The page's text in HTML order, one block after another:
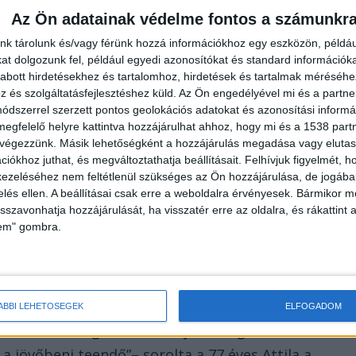
Az Ön adatainak védelme fontos a
tárolunk és/vagy férünk hozzá információkhoz egy eszközön,
dolgozunk fel, például egyedi azonosítókat és standard
hirdetésekhez és tartalomhoz, hirdetések és tartalmak
és szolgáltatásfejlesztéshez küld. Az Ön engedélyével mi és a
szerzett pontos geolokációs adatokat és azonosítási
helyre kattintva hozzájárulhat ahhoz, hogy mi és a 1538
Másik lehetőségként a hozzájárulás megadása vagy
juthat, és megváltoztathatja beállításait. Felhívjuk figyelmét,
nem feltétlenül szükséges az Ön hozzájárulása, de
ellen. A beállításai csak erre a weboldalra érvényesek. Bármikor
hozzájárulását, ha visszatér erre az oldalra, és rákattint
gombra.
LEHETŐSÉGEK ELFOGADOM
november 1-jén lett rosszul. Lánya kísérte el a
görcsölt a hasa, ami puffadt is, ráadásul az
az ügyeletet ellátó doktornőhöz, aki szőlőt
abba a székébe leülve sem, vártuk, hogy
történt meg. Csak annyit vetett oda neki, hogy
– idézte fel korábban a történetet a férfi lánya,
tatabányai kórház sürgősségi osztályára, nem
nem rögzítették, milyen vizsgálatokat